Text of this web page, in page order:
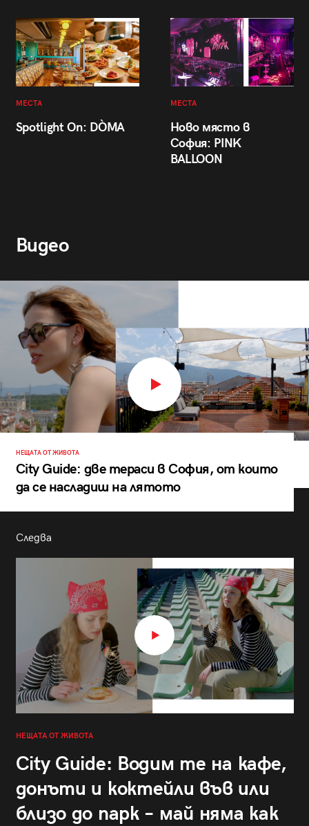
МЕСТА
Spotlight On: DÒMA
МЕСТА
Ново място в
София: PINK
BALLOON
Видео
НЕЩАТА ОТ ЖИВОТА
City Guide: две тераси в София, от които
да се насладиш на лятото
Следва
НЕЩАТА ОТ ЖИВОТА
City Guide: Водим те на кафе,
донъти и коктейли във или
близо до парк – май няма как